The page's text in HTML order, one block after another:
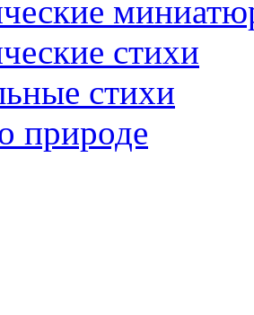
стихи
стихи
природе